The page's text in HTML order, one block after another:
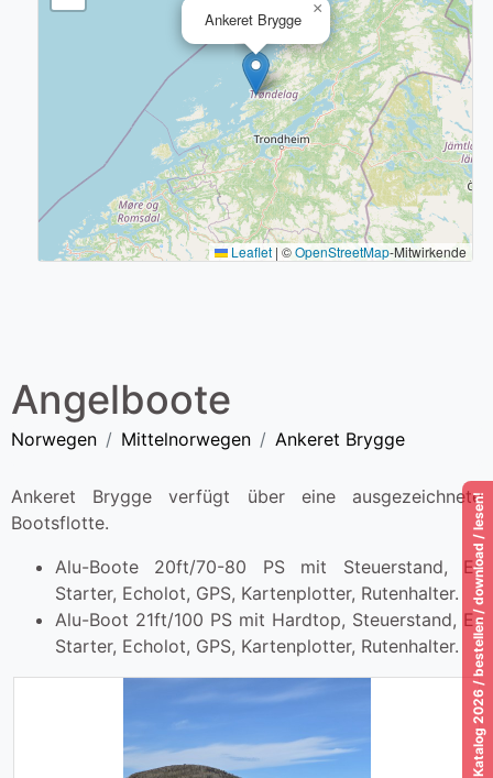
Katalog 2026 / bestellen / download / lesen!
Ankeret Brygge
×
Leaflet | ©OpenStreetMap-Mitwirkende
Angelboote
Norwegen Mittelnorwegen Ankeret Brygge
Ankeret Brygge verfügt über eine ausgezeichnete
Bootsflotte.
Alu-Boote 20ft/70-80 PS mit Steuerstand, E-
Starter, Echolot, GPS, Kartenplotter, Rutenhalter.
Alu-Boot 21ft/100 PS mit Hardtop, Steuerstand, E-
Starter, Echolot, GPS, Kartenplotter, Rutenhalter.